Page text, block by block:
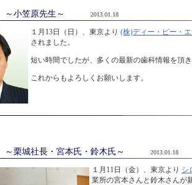
～小笠原先生～ 2013.01.18
１月13日（日）、東京より (株)ディー・ピー・
されました。
短い時間でしたが、多くの最新の歯科情報を頂
これからもよろしくお願いします。
～栗城社長・宮本氏・鈴木氏～ 2013.01.18
１月11日（金）、東京より シ
業所の宮本さんと鈴木さんが